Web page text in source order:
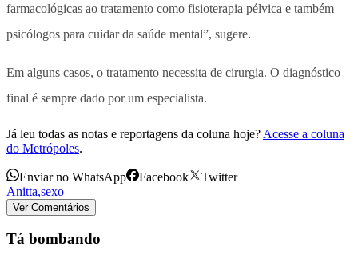
farmacológicas ao tratamento como fisioterapia pélvica e também
psicólogos para cuidar da saúde mental”, sugere.
Em alguns casos, o tratamento necessita de cirurgia. O diagnóstico
final é sempre dado por um especialista.
Já leu todas as notas e reportagens da coluna hoje? Acesse a coluna
do Metrópoles.
Enviar no WhatsApp Facebook
Twitter
Anitta,sexo
Ver Comentários
Tá bombando